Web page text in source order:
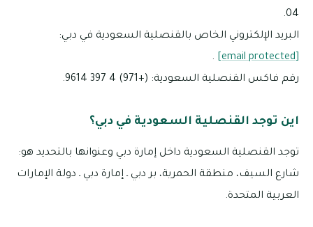
04.
البريد الإلكتروني الخاص بالقنصلية السعودية في دبي:
[email protected]
.
رقم فاكس القنصلية السعودية: (+971) 4 397 9614.
اين توجد القنصلية السعودية في دبي؟
توجد القنصلية السعودية داخل إمارة دبي وعنوانها بالتحديد هو:
شارع السيف، منطقة الحمرية، بر دبي ـ إمارة دبي ـ دولة الإمارات
العربية المتحدة.